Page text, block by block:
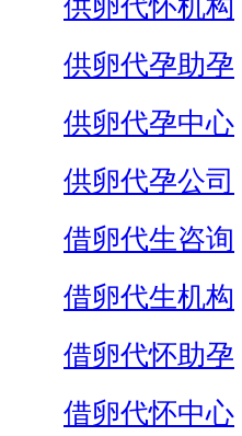
供卵代怀机构
供卵代孕助孕
供卵代孕中心
供卵代孕公司
借卵代生咨询
借卵代生机构
借卵代怀助孕
借卵代怀中心